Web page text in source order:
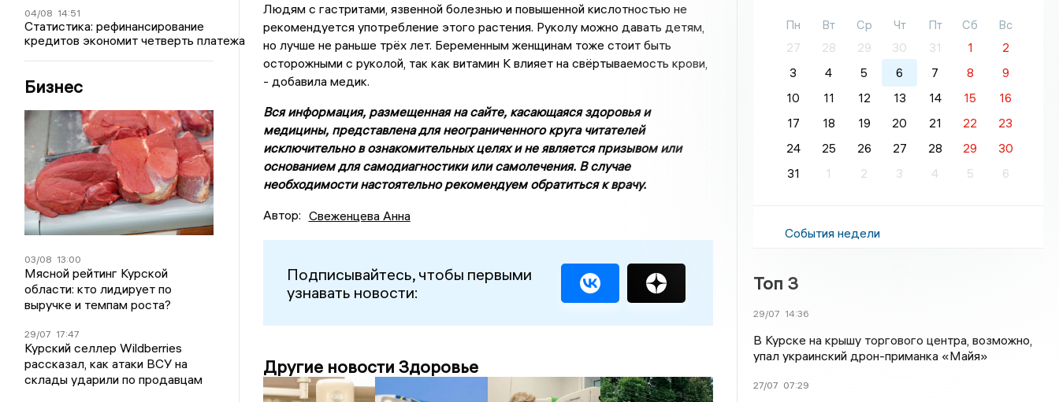
04/08 14:51
Статистика: рефинансирование
кредитов экономит четверть платежа
Бизнес
03/08 13:00
Мясной рейтинг Курской
области: кто лидирует по
выручке и темпам роста?
29/07 17:47
Курский селлер Wildberries
рассказал, как атаки ВСУ на
склады ударили по продавцам
Людям с гастритами, язвенной болезнью и повышенной кислотностью не
рекомендуется употребление этого растения. Руколу можно давать детям,
но лучше не раньше трёх лет. Беременным женщинам тоже стоит быть
осторожными с руколой, так как витамин K влияет на свёртываемость крови,
- добавила медик.
Вся информация, размещенная на сайте, касающаяся здоровья и
медицины, представлена для неограниченного круга читателей
исключительно в ознакомительных целях и не является призывом или
основанием для самодиагностики или самолечения. В случае
необходимости настоятельно рекомендуем обратиться к врачу.
Автор: Свеженцева Анна
Подписывайтесь, чтобы первыми
узнавать новости:
Другие новости Здоровье
Пн Вт Ср Чт Пт Сб
Вс
27
28 29 30 31 1
2
3
4 5 6 7 8
9
10
11 12 13 14 15
16
17
18 19 20 21 22
23
24
25 26 27 28 29
30
31
1 2 3 4 5 6
События недели
Топ 3
29/07 14:36
В Курске на крышу торгового центра, возможно,
упал украинский дрон-приманка «Майя»
27/07 07:29